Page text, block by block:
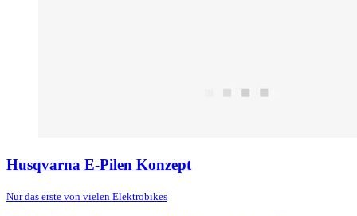
Husqvarna E-Pilen Konzept
Nur das erste von vielen Elektrobikes